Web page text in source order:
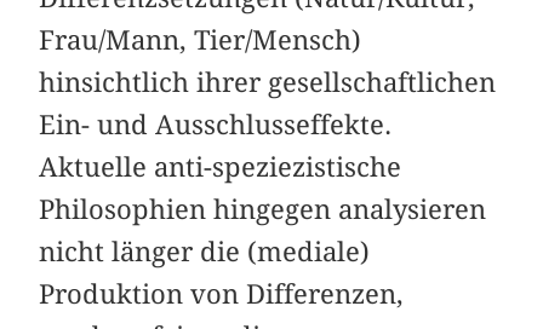
Frau/Mann, Tier/Mensch)
hinsichtlich ihrer gesellschaftlichen
Ein- und Ausschlusseffekte.
Aktuelle anti-speziezistische
Philosophien hingegen analysieren
nicht länger die (mediale)
Produktion von Differenzen,